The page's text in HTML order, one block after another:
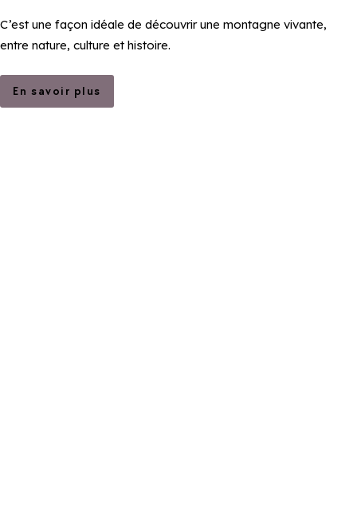
C’est une façon idéale de découvrir une montagne vivante,
entre nature, culture et histoire.
En savoir plus